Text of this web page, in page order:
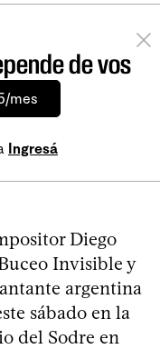
de vos
mes
Ingresá
Diego
Invisible y
argentina
sábado en la
del Sodre en